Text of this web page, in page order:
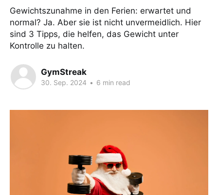
Gewichtszunahme in den Ferien: erwartet und
normal? Ja. Aber sie ist nicht unvermeidlich. Hier
sind 3 Tipps, die helfen, das Gewicht unter
Kontrolle zu halten.
GymStreak
30. Sep. 2024 • 6 min read